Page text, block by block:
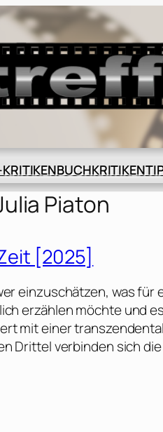
BUCHKRITIKEN
Piaton
[2025]
einzuschätzen, was für
erzählen möchte und
mit einer
Drittel verbinden sich